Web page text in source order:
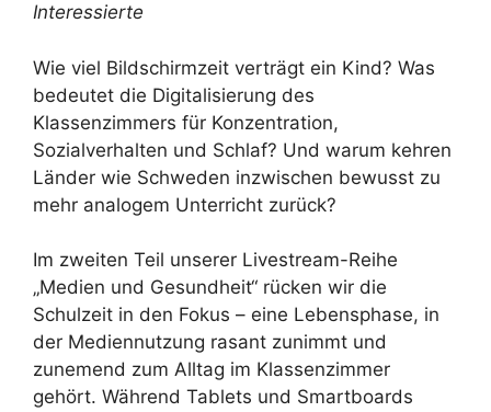
Interessierte
Wie viel Bildschirmzeit verträgt ein Kind? Was
bedeutet die Digitalisierung des
Klassenzimmers für Konzentration,
Sozialverhalten und Schlaf? Und warum kehren
Länder wie Schweden inzwischen bewusst zu
mehr analogem Unterricht zurück?
Im zweiten Teil unserer Livestream-Reihe
„Medien und Gesundheit“ rücken wir die
Schulzeit in den Fokus – eine Lebensphase, in
der Mediennutzung rasant zunimmt und
zunemend zum Alltag im Klassenzimmer
gehört. Während Tablets und Smartboards